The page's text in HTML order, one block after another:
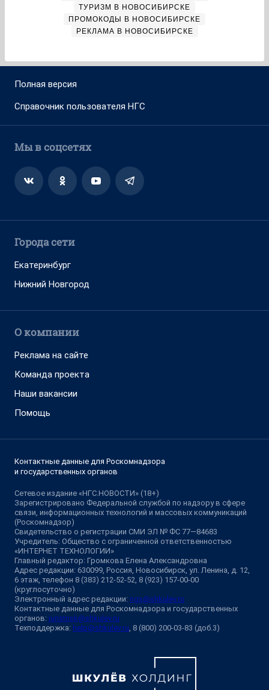
ТУРИЗМ В НОВОСИБИРСКЕ
ПРОМОКОДЫ В НОВОСИБИРСКЕ
РЕКЛАМА В НОВОСИБИРСКЕ
Полная версия
Справочник пользователя НГС
Мы в соцсетях
Города сети
Екатеринбург
Нижний Новгород
О компании
Реклама на сайте
Команда проекта
Наши вакансии
Помощь
Контактные данные для Роскомнадзора
и государственных органов
Сетевое издание «НГС.НОВОСТИ» (18+)
Зарегистрировано Федеральной службой по надзору в сфере
связи, информационных технологий и массовых коммуникаций
(Роскомнадзор)
Свидетельство о регистрации СМИ ЭЛ № ФС 77—84683
Учредитель: Общество с ограниченной ответственностью
«ИНТЕРНЕТ ТЕХНОЛОГИИ»
Главный редактор: Громкова Елена Александровна
Адрес редакции: 630099, Россия, Новосибирск, ул. Ленина, д. 12,
6 этаж, телефон 8 (383) 212-52-52, 8 (923) 157-00-00
(круглосуточно)
Электронный адрес редакции: ngs@shkulev.ru
Контактные данные для Роскомнадзора и государственных
органов: juristnsk@shkulev.ru
Техподдержка: help@shkulev.ru, 8 (800) 200-03-83 (доб.3)